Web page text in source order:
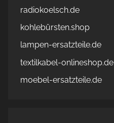
radiokoelsch.de
kohlebürsten.shop
lampen-ersatzteile.de
textilkabel-onlineshop.de
moebel-ersatzteile.de